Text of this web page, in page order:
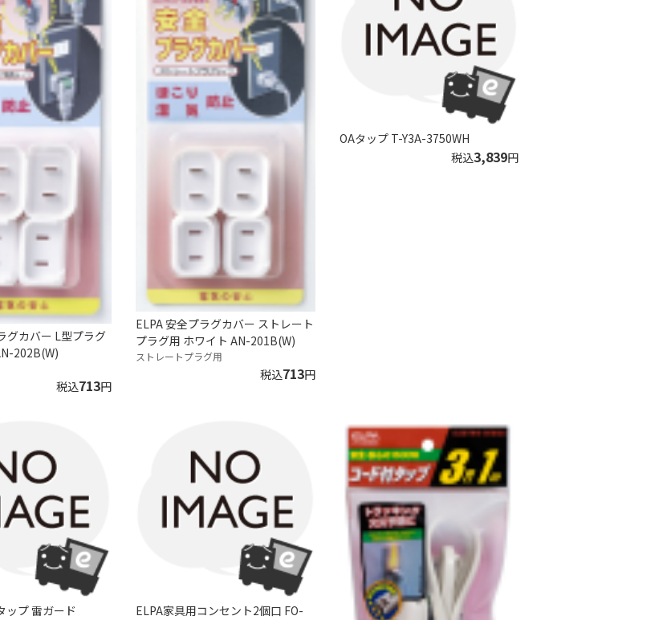
グカバー L型プラグ
202B(W)
税込713円
ELPA 安全プラグカバー ストレート
プラグ用 ホワイト AN-201B(W)
ストレートプラグ用
税込713円
OAタップ T-Y3A-3750WH
税込3,839円
ップ 雷ガード
ELPA家具用コンセント2個口 FO-